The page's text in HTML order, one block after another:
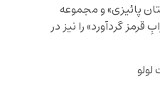
پائیزی» و مجموعه
قرمز گردآورد» را نیز در